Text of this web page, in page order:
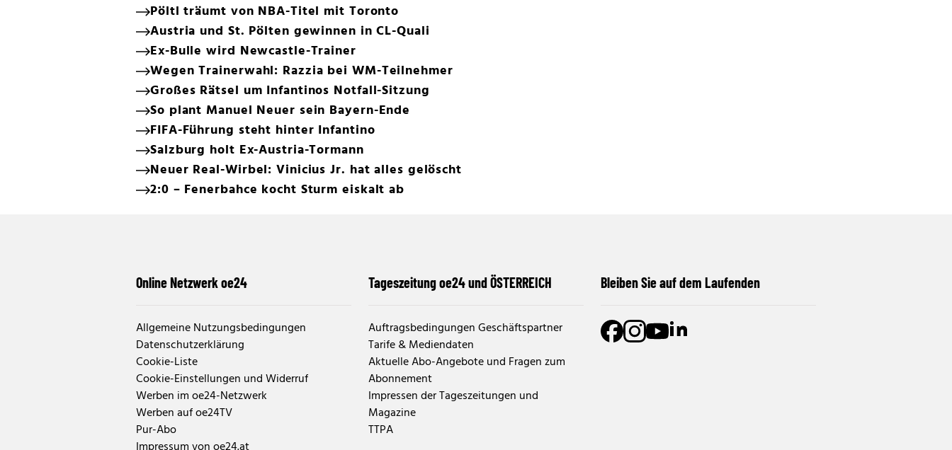
Pöltl träumt von NBA-Titel mit Toronto
Austria und St. Pölten gewinnen in CL-Quali
Ex-Bulle wird Newcastle-Trainer
Wegen Trainerwahl: Razzia bei WM-Teilnehmer
Großes Rätsel um Infantinos Notfall-Sitzung
So plant Manuel Neuer sein Bayern-Ende
FIFA-Führung steht hinter Infantino
Salzburg holt Ex-Austria-Tormann
Neuer Real-Wirbel: Vinicius Jr. hat alles gelöscht
2:0 – Fenerbahce kocht Sturm eiskalt ab
Online Netzwerk oe24
Allgemeine Nutzungsbedingungen
Datenschutzerklärung
Cookie-Liste
Cookie-Einstellungen und Widerruf
Werben im oe24-Netzwerk
Werben auf oe24TV
Pur-Abo
Tageszeitung oe24 und ÖSTERREICH
Auftragsbedingungen Geschäftspartner
Tarife & Mediendaten
Aktuelle Abo-Angebote und Fragen zum
Abonnement
Impressen der Tageszeitungen und
Magazine
TTPA
Bleiben Sie auf dem Laufenden